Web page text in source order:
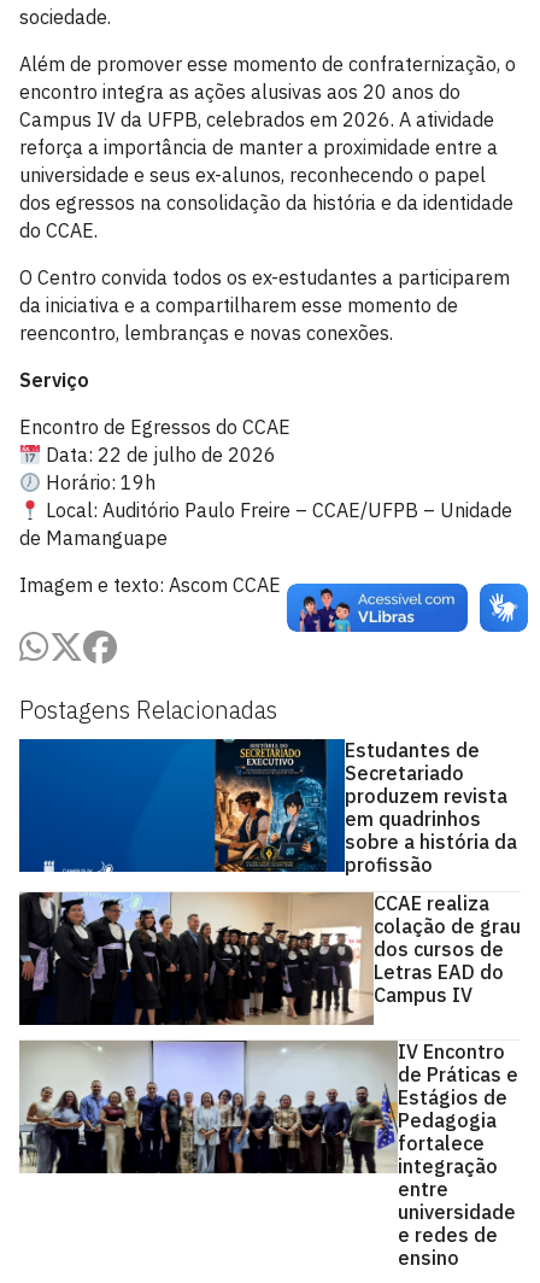
Postagens Relacionadas
Estudantes de
Secretariado
produzem revista
em quadrinhos
sobre a história da
profissão
CCAE realiza
colação de grau
dos cursos de
Letras EAD do
Campus IV
IV Encontro
de Práticas e
Estágios de
Pedagogia
fortalece
integração
entre
universidade
e redes de
ensino
sociedade.
Além de promover esse momento de confraternização, o
encontro integra as ações alusivas aos 20 anos do
Campus IV da UFPB, celebrados em 2026. A atividade
reforça a importância de manter a proximidade entre a
universidade e seus ex-alunos, reconhecendo o papel
dos egressos na consolidação da história e da identidade
do CCAE.
O Centro convida todos os ex-estudantes a participarem
da iniciativa e a compartilharem esse momento de
reencontro, lembranças e novas conexões.
Serviço
Encontro de Egressos do CCAE
Data: 22 de julho de 2026
Horário: 19h
Local: Auditório Paulo Freire – CCAE/UFPB – Unidade
de Mamanguape
Imagem e texto: Ascom CCAE